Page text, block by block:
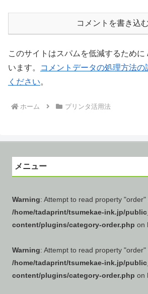
コメントを書き込む
このサイトはスパムを低減するために
います。
コメントデータの処理方法
ください。
ホーム プリンタ活用法
メニュー
Warning: Attempt to read property "order"
/home/tadaprint/tsumekae-ink.jp/
content/plugins/category-order.php on
Warning: Attempt to read property "order"
/home/tadaprint/tsumekae-ink.jp/
content/plugins/category-order.php on